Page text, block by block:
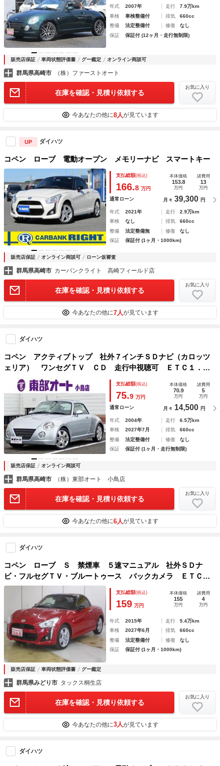
年式 2007年 走行
7.9万km
車検
車検整備付 排気
660cc
整備
法定整備付 修復
なし
保証
保証付 (12ヶ月・走行無制限)
販売店保証 車両状態評価書 グー鑑定 オンライン商談可
群馬県高崎市 （株）ファーストオート
在庫を確認・見積り依頼する
お気に入り
今あなたの他に8人が見ています
UP ダイハツ
コペン ローブ 電動オープン メモリーナビ スマートキー
支払総額(税込)
166.8 万円
本体価格
153.8
万円
諸費用
13
万円
通常ローン 月々 39,300 円
年式 2021年 走行
2.9万km
車検
なし 排気
660cc
整備
法定整備無 修復
なし
保証
保証付 (1ヶ月・1000km)
販売店保証 オンライン商談可 ローン仮審査
群馬県高崎市 カーバンクライト 高崎フィールド店
在庫を確認・見積り依頼する
お気に入り
今あなたの他に7人が見ています
ダイハツ
コペン アクティブトップ 社外７インチＳＤナビ（カロッツ
ェリア） ワンセグＴＶ ＣＤ 走行中視聴可 ＥＴＣ１．
０ 純正１５インチアルミホイール ＨＩＤヘッドライト フ
ォグランプ レインミラー キーレス
支払総額(税込)
75.9 万円
本体価格
70.9
万円
諸費用
5
万円
通常ローン 月々 14,500 円
年式 2004年 走行
6.5万km
車検
2027年7月 排気
660cc
整備
法定整備付 修復
なし
保証
保証付 (1ヶ月・走行無制限)
販売店保証 オンライン商談可
群馬県高崎市 （株）東部オート 小鳥店
在庫を確認・見積り依頼する
お気に入り
今あなたの他に6人が見ています
ダイハツ
コペン ローブ Ｓ 禁煙車 ５速マニュアル 社外ＳＤナ
ビ・フルセグＴＶ・ブルートゥース バックカメラ ＥＴＣ
ブラックインテリアパッケージ
支払総額(税込)
159 万円
本体価格
155
万円
諸費用
4
万円
年式 2015年 走行
5.4万km
車検
2027年6月 排気
660cc
整備
法定整備付 修復
なし
保証
保証付 (1ヶ月・1000km)
販売店保証 車両状態評価書 グー鑑定
群馬県みどり市 タックス桐生店
在庫を確認・見積り依頼する
お気に入り
今あなたの他に3人が見ています
ダイハツ